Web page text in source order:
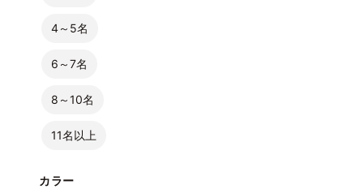
4～5名
6～7名
8～10名
11名以上
カラー